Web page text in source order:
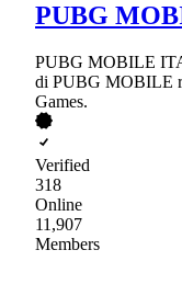
PUBG
PUBG MOBILE
di PUBG MOBILE
Games.
Verified
318
Online
11,907
Members